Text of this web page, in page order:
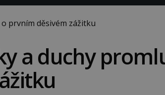
prvním děsivém zážitku
a duchy